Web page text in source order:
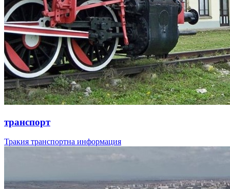
транспорт
Тракия транспортна информация